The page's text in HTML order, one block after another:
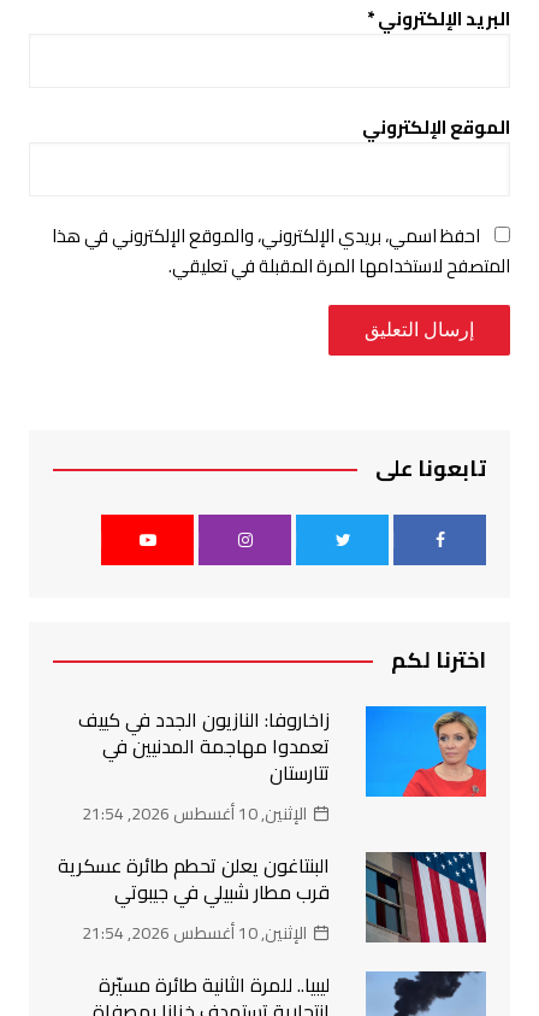
البريد الإلكتروني*
الموقع الإلكتروني
احفظ اسمي، بريدي الإلكتروني، والموقع الإلكتروني في هذا
المتصفح لاستخدامها المرة المقبلة في تعليقي.
تابعونا على
اخترنا لكم
زاخاروفا: النازيون الجدد في كييف
تعمدوا مهاجمة المدنيين في
تتارستان
الإثنين, 10 أغسطس 2026, 21:54
البنتاغون يعلن تحطم طائرة عسكرية
قرب مطار شبيلي في جيبوتي
الإثنين, 10 أغسطس 2026, 21:54
ليبيا.. للمرة الثانية طائرة مسيّرة